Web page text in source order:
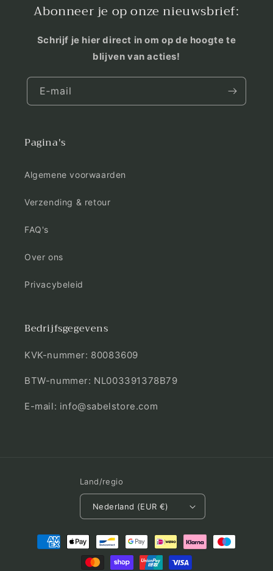
Abonneer je op onze nieuwsbrief:
Schrijf je hier direct in om op de hoogte te
blijven van acties!
E‑mail
Pagina's
Algemene voorwaarden
Verzending & retour
FAQ's
Over ons
Privacybeleid
Bedrijfsgegevens
KVK-nummer: 80083609
BTW-nummer: NL003391378B79
E-mail: info@sabelstore.com
Land/regio
Nederland (EUR €)
Betaalmethoden